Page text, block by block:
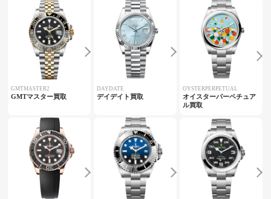
GMTMASTER2
GMTマスター買取
DAYDATE
デイデイト買取
OYSTERPERPETUAL
オイスターパーペチュア
ル買取